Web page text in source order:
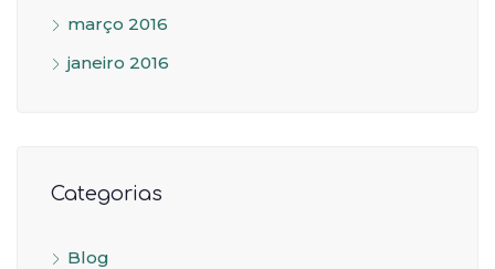
março 2016
janeiro 2016
Categorias
Blog